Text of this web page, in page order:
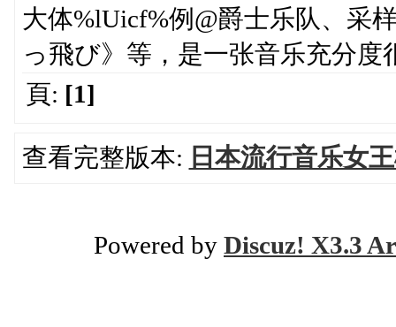
大体%lUicf%例@爵士乐队、采
っ飛び》等，是一张音乐充分度
頁: [1]
查看完整版本: 日本流行音乐女
Powered by Discuz! X3.3